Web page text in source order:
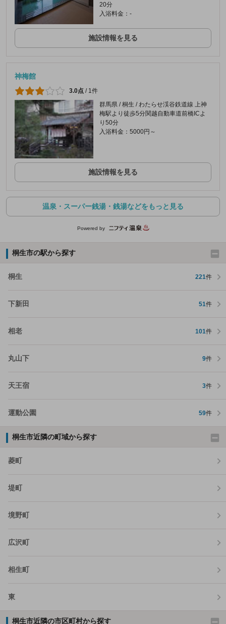
20分
入浴料金：-
施設情報を見る
神梅館
3.0点 / 1件
群馬県 / 桐生 / わたらせ渓谷鉄道線 上神
梅駅より徒歩5分関越自動車道前橋ICよ
り50分
入浴料金：5000円～
施設情報を見る
温泉・スーパー銭湯・銭湯などをもっと見る
Powered by
桐生市の駅から探す
桐生 221件
下新田 51件
相老 101件
丸山下 9件
天王宿 3件
運動公園 59件
桐生市近隣の町域から探す
菱町
堤町
境野町
広沢町
相生町
東
桐生市近隣の市区町村から探す